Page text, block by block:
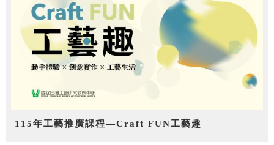
115年工藝推廣課程—Craft FUN工藝趣